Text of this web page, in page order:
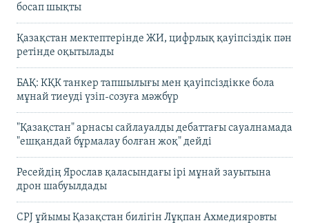
босап шықты
Қазақстан мектептерінде ЖИ, цифрлық қауіпсіздік пән
ретінде оқытылады
БАҚ: КҚК танкер тапшылығы мен қауіпсіздікке бола
мұнай тиеуді үзіп-созуға мәжбүр
"Қазақстан" арнасы сайлауалды дебаттағы сауалнамада
"ешқандай бұрмалау болған жоқ" дейді
Ресейдің Ярослав қаласындағы ірі мұнай зауытына
дрон шабуылдады
CPJ ұйымы Қазақстан билігін Лұқпан Ахмедияровты